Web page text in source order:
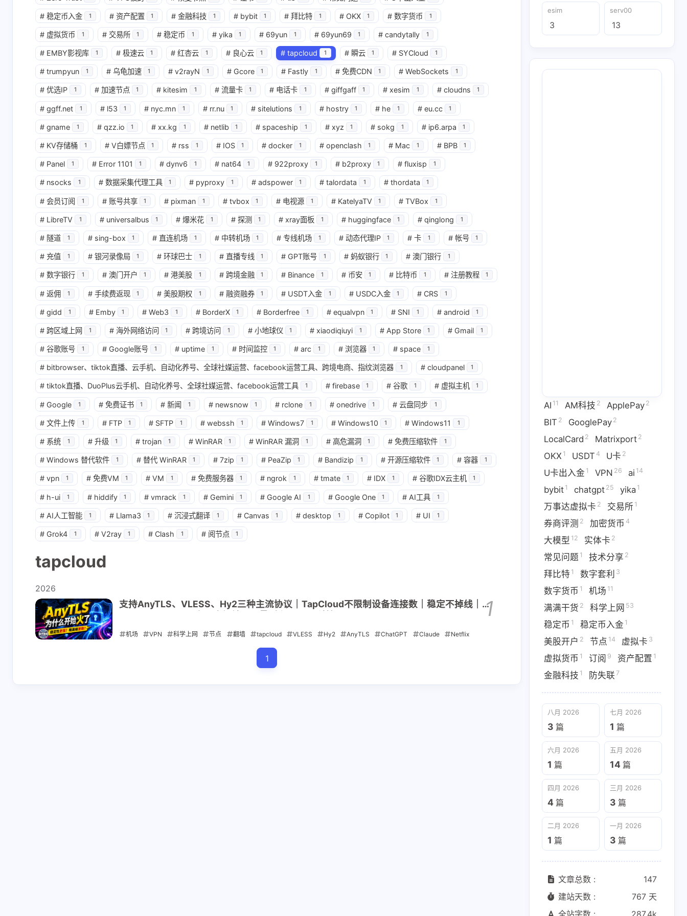
互动
最新评论
无法获取评论，请确认相关配置是否正确
兴趣点
寻找你感兴趣的领域
AI 11 AM科技2 ApplePay2 BIT
Matrixport2 OKX1 USDT4 U卡2 U卡出入金
bybit1 chatgpt25 yika1 万事达虚拟卡
加密货币4 大模型12 实体卡 2 常见问题1
数字套利3 数字货币 1 机场 11 满满干货 2 科学上网
稳定币入金1 美股开户 2 节点14 虚拟卡
资产配置1 金融科技1 防失联7
八月 2026
3
七月 2026
1 篇 1篇
五月 2026
14篇
四月 2026
4篇
三月 2026
3篇
二月 2026 一月 2026
3篇
# 稳定币入金 1 # 资产配置 1 # 金融科技 1 # bybit 1 # 拜比特 1 # OKX 1 # 数字货币 1
# 虚拟货币 1 # 交易所 1 # 稳定币 1 # yika 1 # 69yun 1 # 69yun69 1 # candytally 1
# EMBY影视库 1 # 极速云 1 # 红杏云 1 # 良心云 1 # tapcloud 1 # 瞬云 1 # SYCloud 1
# trumpyun 1 # 乌龟加速 1 # v2rayN 1 # Gcore 1 # Fastly 1 # 免费CDN 1 # WebSockets 1
# 优选IP 1 # 加速节点 1 # kitesim 1 # 流量卡 1 # 电话卡 1 # giffgaff 1 # xesim 1 # cloudns 1
# ggff.net 1 # l53 1 # nyc.mn 1 # rr.nu 1 # sitelutions 1 # hostry 1 # he 1 # eu.cc 1
# gname 1 # qzz.io 1 # xx.kg 1 # netlib 1 # spaceship 1 # xyz 1 # sokg 1 # ip6.arpa 1
# KV存储桶 1 # V白嫖节点 1 # rss 1 # IOS 1 # docker 1 # openclash 1 # Mac 1 # BPB 1
# Panel 1 # Error 1101 1 # dynv6 1 # nat64 1 # 922proxy 1 # b2proxy 1 # fluxisp 1
# nsocks 1 # 数据采集代理工具 1 # pyproxy 1 # adspower 1 # talordata 1 # thordata 1
# 会员订阅 1 # 账号共享 1 # pixman 1 # tvbox 1 # 电视源 1 # KatelyaTV 1 # TVBox 1
# LibreTV 1 # universalbus 1 # 爆米花 1 # 探测 1 # xray面板 1 # huggingface 1 # qinglong 1
# 隧道 1 # sing-box 1 # 直连机场 1 # 中转机场 1 # 专线机场 1 # 动态代理IP 1 # 卡 1 # 帐号 1
# 充值 1 # 银河录像局 1 # 环球巴士 1 # 直播专线 1 # GPT账号 1 # 蚂蚁银行 1 # 澳门银行 1
# 数字银行 1 # 澳门开户 1 # 港美股 1 # 跨境金融 1 # Binance 1 # 币安 1 # 比特币 1 # 注册教程 1
# 返佣 1 # 手续费返现 1 # 美股期权 1 # 融资融券 1 # USDT入金 1 # USDC入金 1 # CRS 1
# gidd 1 # Emby 1 # Web3 1 # BorderX 1 # Borderfree 1 # equalvpn 1 # SNI 1 # android 1
# 跨区域上网 1 # 海外网络访问 1 # 跨境访问 1 # 小地球仪 1 # xiaodiqiuyi 1 # App Store 1 # Gmail 1
# 谷歌账号 1 # Google账号 1 # uptime 1 # 时间监控 1 # arc 1 # 浏览器 1 # space 1
# bitbrowser、tiktok直播、云手机、自动化养号、全球社媒运营、facebook运营工具、跨境电商、指纹浏览器 1 # cloudpanel 1
# tiktok直播、DuoPlus云手机、自动化养号、全球社媒运营、facebook运营工具 1 # firebase 1 # 谷歌 1 # 虚拟主机 1
# Google 1 # 免费证书 1 # 新闻 1 # newsnow 1 # rclone 1 # onedrive 1 # 云盘同步 1
# 文件上传 1 # FTP 1 # SFTP 1 # webssh 1 # Windows7 1 # Windows10 1 # Windows11 1
# 系统 1 # 升级 1 # trojan 1 # WinRAR 1 # WinRAR 漏洞 1 # 高危漏洞 1 # 免费压缩软件 1
# Windows 替代软件 1 # 替代 WinRAR 1 # 7zip 1 # PeaZip 1 # Bandizip 1 # 开源压缩软件 1 # 容器 1
# vpn 1 # 免费VM 1 # VM 1 # 免费服务器 1 # ngrok 1 # tmate 1 # IDX 1 # 谷歌IDX云主机 1
# h-ui 1 # hiddify 1 # vmrack 1 # Gemini 1 # Google AI 1 # Google One 1 # AI工具 1
# AI人工智能 1 # Llama3 1 # 沉浸式翻译 1 # Canvas 1 # desktop 1 # Copilot 1 # UI 1
# Grok4 1 # V2ray 1 # Clash 1 # 阅节点 1
tapcloud
2026
支持AnyTLS、VLESS、Hy2三种主流协议｜TapCloud不限制设备连接数｜稳定不掉线｜
1
机场 VPN 科学上网 节点 翻墙 tapcloud VLESS Hy2 AnyTLS ChatGPT Claude Netflix
1
esim
3
serv00
13
AI 11 AM科技 2 ApplePay 2
BIT 2 GooglePay 2
LocalCard 2 Matrixport 2
OKX 1 USDT 4 U卡 2
U卡出入金 1 VPN 26 ai 14
bybit 1 chatgpt 25 yika 1
万事达虚拟卡 2 交易所 1
券商评测 2 加密货币 4
大模型 12 实体卡 2
常见问题 1 技术分享 2
拜比特 1 数字套利 3
数字货币 1 机场 11
满满干货 2 科学上网 53
稳定币 1 稳定币入金 1
美股开户 2 节点 14 虚拟卡 3
虚拟货币 1 订阅 9 资产配置 1
金融科技 1 防失联 7
八月 2026
3 篇
七月 2026
1 篇
六月 2026
1 篇
五月 2026
14 篇
四月 2026
4 篇
三月 2026
3 篇
二月 2026
1 篇
一月 2026
3 篇
文章总数 :
147
建站天数 :
767 天
全站字数 :
287.4k